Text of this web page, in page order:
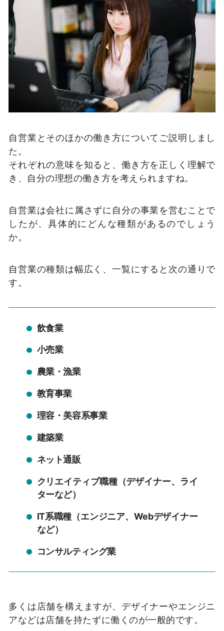
自営業とそのほかの働き方についてご説明しまし
た。
それぞれの意味を知ると、働き方を正しく理解で
き、自分の理想の働き方を考えられますね。
自営業は会社に属さずに自分の事業を営むことで
したが、具体的にどんな種類があるのでしょう
か。
自営業の種類は幅広く、一覧にすると次の通りで
す。
飲食業
小売業
農業・漁業
教育事業
理容・美容系事業
建築業
ネット通販
クリエイティブ職種（デザイナー、ライ
ターなど）
IT系職種（エンジニア、Webデザイナー
など）
コンサルティング業
多くは店舗を構えますが、デザイナーやエンジニ
アなどは店舗を持たずに働くのが一般的です。